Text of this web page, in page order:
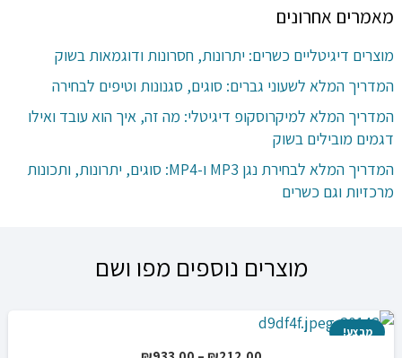
מאמרים אחרונים
מוצרים דיגיטליים כשרים: יתרונות, חסרונות ודוגמאות בשוק
המדריך המלא לשעוני גברים: סוגים, סגנונות וטיפים לבחירה
המדריך המלא למיקרוסקופ דיגיטלי: מה זה, איך הוא עובד ואילו
דגמים מובילים בשוק
המדריך המלא לבחירת נגן MP3 ו-MP4: סוגים, יתרונות, ותכונות
מרכזיות וגם כשרים
מוצרים נוספים מפו ושם
מבצע!